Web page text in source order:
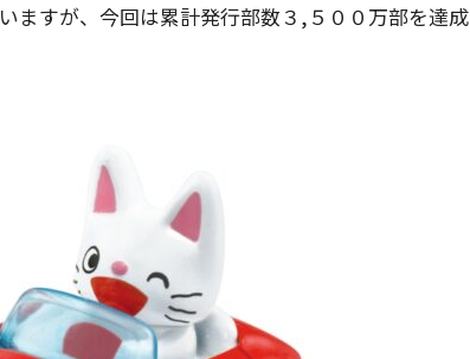
ますが、今回は累計発行部数３,５００万部を達成